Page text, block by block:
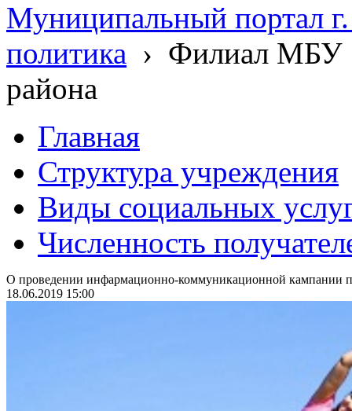
Муниципальный портал
политика › Филиал МБУ
района
Главная
Структура учреждения
Виды социальных
Численность
О проведении инфармационно-коммуникационной кампании
18.06.2019 15:00